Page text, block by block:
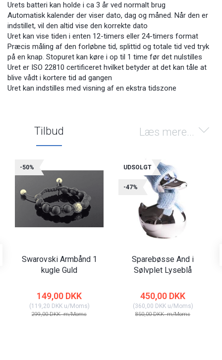
Urets batteri kan holde i ca 3 år ved normalt brug
Automatisk kalender der viser dato, dag og måned. Når den er
indstillet, vil den altid vise den korrekte dato
Uret kan vise tiden i enten 12-timers eller 24-timers format
Præcis måling af den forløbne tid, splittid og totale tid ved tryk
på en knap. Stopuret kan køre i op til 1 time før det nulstilles
Uret er ISO 22810 certificeret hvilket betyder at det kan tåle at
blive vådt i kortere tid ad gangen
Uret kan indstilles med visning af en ekstra tidszone
Læs mere...
Tilbud
-50%
Swarovski Armbånd 1
kugle Guld
149,00 DKK
(119,20 DKKu/Moms)
299,00 DKKm/Moms
UDSOLGT
-47%
Sparebøsse And i
Sølvplet Lyseblå
450,00 DKK
(360,00 DKKu/Moms)
850,00 DKKm/Moms